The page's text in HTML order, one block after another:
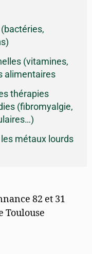
(vitamines,
alimentaires
thérapies
(fibromyalgie,
métaux lourds